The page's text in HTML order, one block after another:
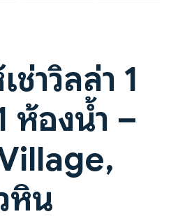
ช่าวิลล่า 1
ห้องน้ำ –
หิน